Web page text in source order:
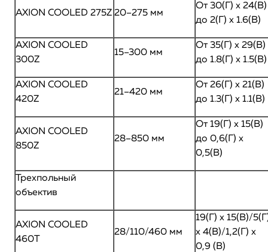
AXION COOLED 275Z 20–275 мм
От 30(Г) х 24(В)
до 2(Г) х 1.6(В)
AXION COOLED
300Z
15–300 мм
От 35(Г) х 29(В)
до 1.8(Г) х 1.5(В)
AXION COOLED
420Z
21–420 мм
От 26(Г) х 21(В)
до 1.3(Г) х 1.1(В)
AXION COOLED
850Z
28–850 мм
От 19(Г) х 15(В)
до 0,6(Г) х
0,5(В)
Трехпольный
объектив
AXION COOLED
460T
28/110/460 мм
19(Г) х 15(В)/
х 4(В)/1,2(Г) х
0,9 (В)